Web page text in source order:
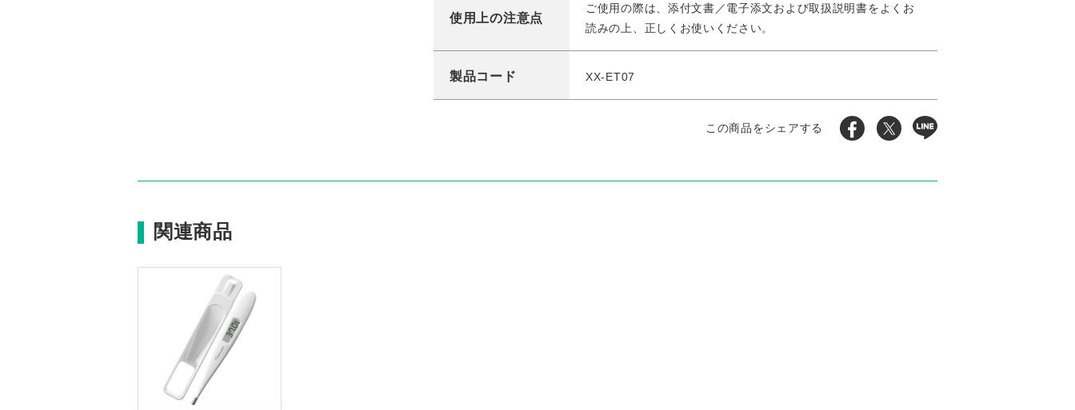
使用上の注意点
ご使用の際は、添付文書／電子添文および取扱説明書をよくお
読みの上、正しくお使いください。
製品コード XX-ET07
この商品をシェアする
関連商品